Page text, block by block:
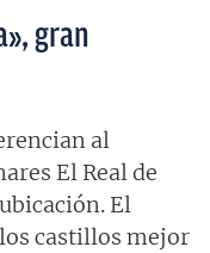
gran
al
El Real de
El
castillos mejor